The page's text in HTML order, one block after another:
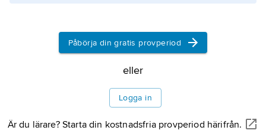
Information om artikeln
Påbörja din gratis provperiod
eller
Logga in
Är du lärare? Starta din kostnadsfria provperiod härifrån.